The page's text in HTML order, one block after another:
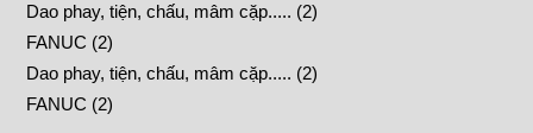
Dao phay, tiện, chấu, mâm cặp..... (2)
FANUC (2)
Dao phay, tiện, chấu, mâm cặp..... (2)
FANUC (2)